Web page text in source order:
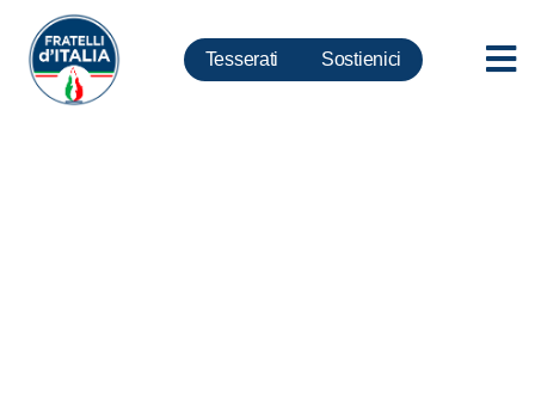
Tesserati Sostienici